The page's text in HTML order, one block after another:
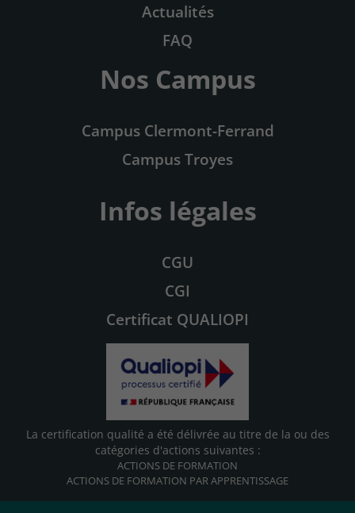
Actualités
FAQ
Nos Campus
Campus Clermont-Ferrand
Campus Troyes
Infos légales
CGU
CGI
Certificat QUALIOPI
La certification qualité a été délivrée au titre de la ou des
catégories d'actions suivantes :
ACTIONS DE FORMATION
ACTIONS DE FORMATION PAR APPRENTISSAGE